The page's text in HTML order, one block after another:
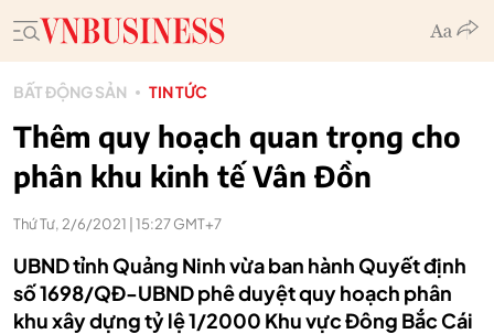
BẤT ĐỘNG SẢN TIN TỨC
Thêm quy hoạch quan trọng cho
phân khu kinh tế Vân Đồn
Thứ Tư, 2/6/2021 | 15:27 GMT+7
UBND tỉnh Quảng Ninh vừa ban hành Quyết định
số 1698/QĐ-UBND phê duyệt quy hoạch phân
khu xây dựng tỷ lệ 1/2000 Khu vực Đông Bắc Cái